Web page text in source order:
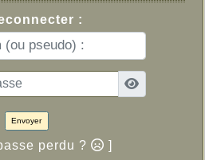
:
Envoyer
perdu ? ]